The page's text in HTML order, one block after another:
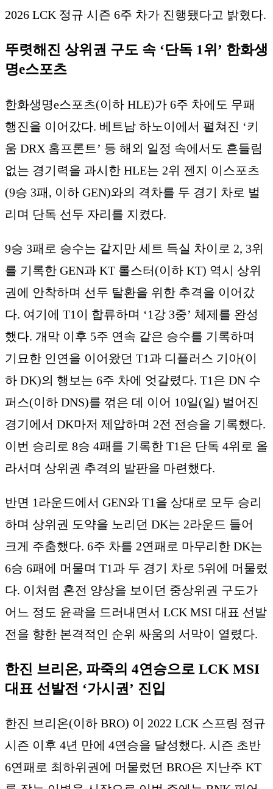
2026 LCK 정규 시즌 6주 차가 진행됐다고 밝혔다.
뚜렷해진 상위권 구도 속 ‘단독 1위’ 한화생
명e스포츠
한화생명e스포츠(이하 HLE)가 6주 차에도 무패
행진을 이어갔다. 베트남 하노이에서 펼쳐진 ‘키
움 DRX 홈프론트’ 등 해외 일정 속에서도 흔들림
없는 경기력을 과시한 HLE는 2위 젠지 이스포츠
(9승 3패, 이하 GEN)와의 격차를 두 경기 차로 벌
리며 단독 선두 자리를 지켰다.
9승 3패로 승수는 같지만 세트 득실 차이로 2, 3위
를 기록한 GEN과 KT 롤스터(이하 KT) 역시 상위
권에 안착하며 선두 탈환을 위한 추격을 이어갔
다. 여기에 T1이 합류하며 ‘1강 3중’ 체제를 완성
했다. 개막 이후 5주 연속 같은 승수를 기록하며
기묘한 인연을 이어왔던 T1과 디플러스 기아(이
하 DK)의 행보는 6주 차에 엇갈렸다. T1은 DN 수
퍼스(이하 DNS)를 꺾은 데 이어 10일(일) 벌어진
경기에서 DK마저 제압하며 2전 전승을 기록했다.
이번 승리로 8승 4패를 기록한 T1은 단독 4위로 올
라서며 상위권 추격의 발판을 마련했다.
반면 1라운드에서 GEN와 T1을 상대로 모두 승리
하며 상위권 도약을 노리던 DK는 2라운드 들어
크게 주춤했다. 6주 차를 2연패로 마무리한 DK는
6승 6패에 머물며 T1과 두 경기 차로 5위에 머물렀
다. 이처럼 혼전 양상을 보이던 중상위권 구도가
어느 정도 윤곽을 드러내면서 LCK MSI 대표 선발
전을 향한 본격적인 순위 싸움의 서막이 열렸다.
한진 브리온, 파죽의 4연승으로 LCK MSI
대표 선발전 ‘가시권’ 진입
한진 브리온(이하 BRO) 이 2022 LCK 스프링 정규
시즌 이후 4년 만에 4연승을 달성했다. 시즌 초반
6연패로 최하위권에 머물렀던 BRO은 지난주 KT